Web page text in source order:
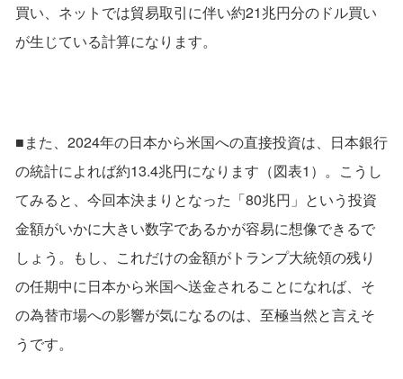
買い、ネットでは貿易取引に伴い約21兆円分のドル買い
が生じている計算になります。
■また、2024年の日本から米国への直接投資は、日本銀行
の統計によれば約13.4兆円になります（図表1）。こうし
てみると、今回本決まりとなった「80兆円」という投資
金額がいかに大きい数字であるかが容易に想像できるで
しょう。もし、これだけの金額がトランプ大統領の残り
の任期中に日本から米国へ送金されることになれば、そ
の為替市場への影響が気になるのは、至極当然と言えそ
うです。